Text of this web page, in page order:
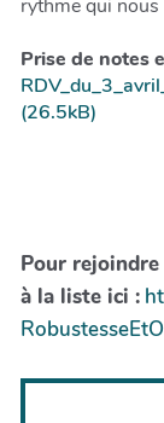
rythme qui
Prise de notes
(26.5kB)
Pour
à la liste ici :